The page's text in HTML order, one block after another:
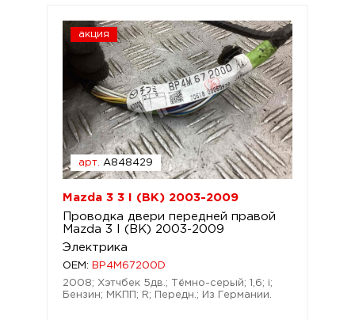
акция
арт. A848429
Mazda 3 3 I (BK) 2003-2009
Проводка двери передней правой
Mazda 3 I (BK) 2003-2009
Электрика
OEM:
BP4M67200D
2008; Хэтчбек 5дв.; Тёмно-серый; 1,6; i;
Бензин; МКПП; R; Передн.; Из Германии.